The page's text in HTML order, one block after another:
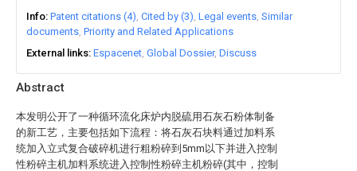
Abstract
本发明公开了一种循环流化床炉内脱硫用石灰石粉体制备
的新工艺，主要包括如下流程：将石灰石块料通过加料系
统加入立式复合破碎机进行粗粉碎到5mm以下并进入控制
性粉碎主机加料系统进入控制性粉碎主机粉碎(其中，控制
Info Patent citations (4) Cited by (3) Legal events Similar
documents Priority and Related Applications
External links Espacenet Global Dossier Discuss